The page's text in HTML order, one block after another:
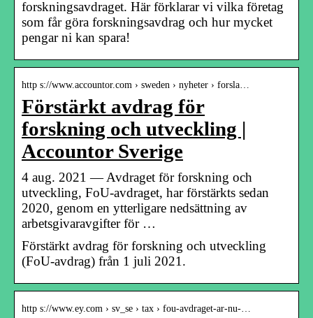
forskningsavdraget. Här förklarar vi vilka företag
som får göra forskningsavdrag och hur mycket
pengar ni kan spara!
http s://www.accountor.com › sweden › nyheter › forsla…
Förstärkt avdrag för
forskning och utveckling |
Accountor Sverige
4 aug. 2021 — Avdraget för forskning och
utveckling, FoU-avdraget, har förstärkts sedan
2020, genom en ytterligare nedsättning av
arbetsgivaravgifter för …
Förstärkt avdrag för forskning och utveckling
(FoU-avdrag) från 1 juli 2021.
http s://www.ey.com › sv_se › tax › fou-avdraget-ar-nu-…